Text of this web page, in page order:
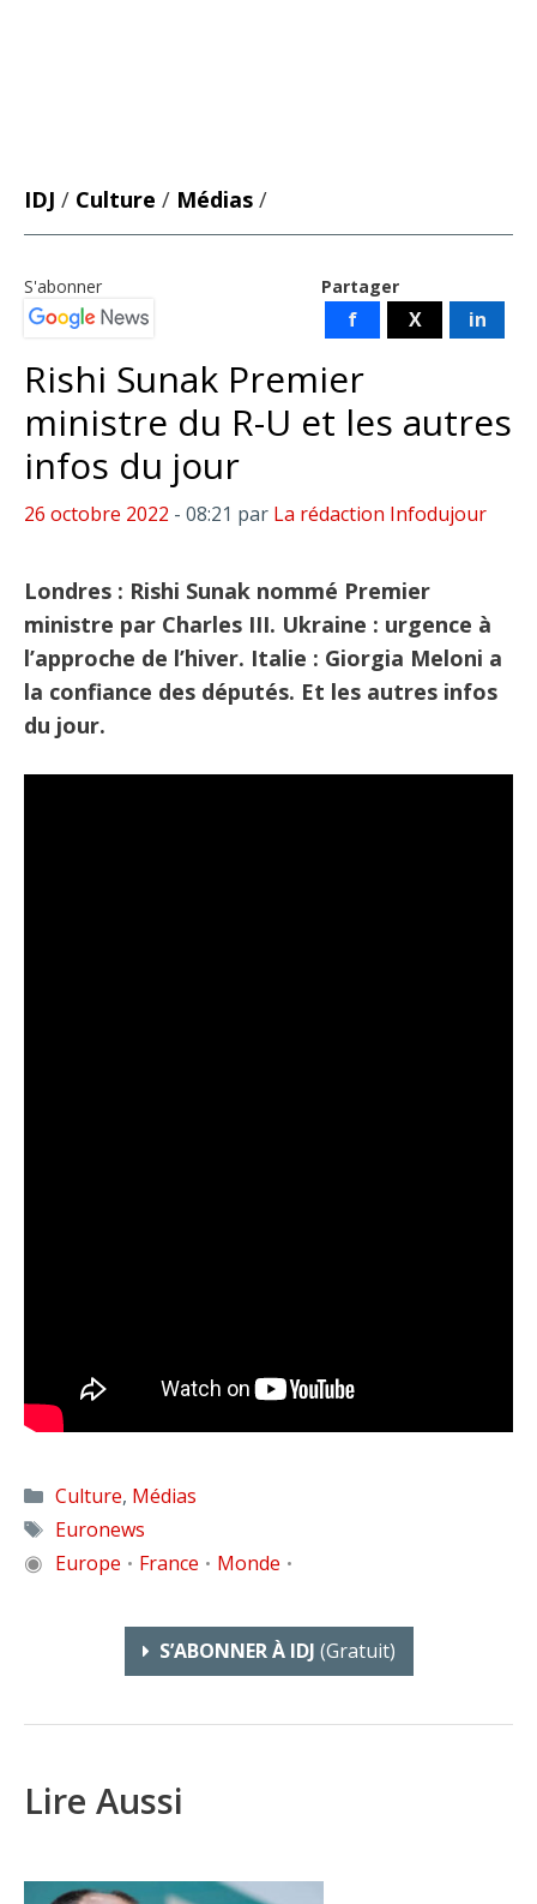
IDJ / Culture / Médias /
Partager
f X in
S'abonner
Rishi Sunak Premier
ministre du R-U et les autres
infos du jour
26 octobre 2022 - 08:21 par La rédaction Infodujour
Londres : Rishi Sunak nommé Premier
ministre par Charles III. Ukraine : urgence à
l’approche de l’hiver. Italie : Giorgia Meloni a
la confiance des députés. Et les autres infos
du jour.
Catégories
Culture, Médias
Étiquettes
Euronews
◉ Europe • France • Monde •
S’ABONNER À IDJ (gratuit)
Lire Aussi